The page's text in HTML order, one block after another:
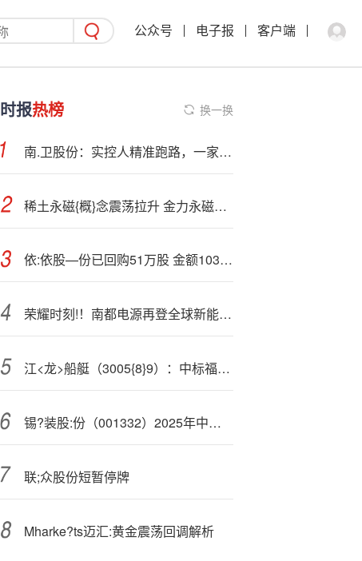
公众号 电子报 客户端
时报热榜 换一换
南.卫股份：实控人精准跑路，一家公司的价值是怎样被掏空的？
稀土永磁{概}念震荡拉升 金力永磁涨近10%
依:依股—份已回购51万股 金额1039万元
荣耀时刻!！南都电源再登全球新能源企业500强
江<龙>船艇（3005{8}9）：中标福建省海洋与渔业执法总队采购项目，中标金额为7299.00万元
锡?装股:份（001332）2025年中报简析：净利润同比下降2.24%，盈利能力上升
联;众股份短暂停牌
Mharke?ts迈汇:黄金震荡回调解析